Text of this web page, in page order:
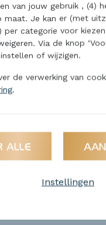
HOU ME OP DE
van jouw gebruik , (4)
maat. Je kan er (met
per categorie voor
Via de knop
of wijzigen.
de verwerking van
.
ALLE
Instellingen